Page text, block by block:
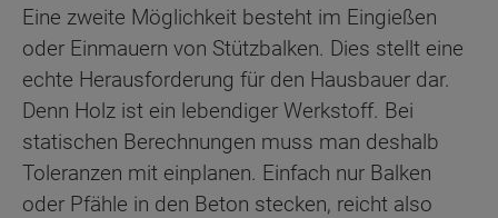
Eine zweite Möglichkeit besteht im Eingießen
oder Einmauern von Stützbalken. Dies stellt eine
echte Herausforderung für den Hausbauer dar.
Denn Holz ist ein lebendiger Werkstoff. Bei
statischen Berechnungen muss man deshalb
Toleranzen mit einplanen. Einfach nur Balken
oder Pfähle in den Beton stecken, reicht also